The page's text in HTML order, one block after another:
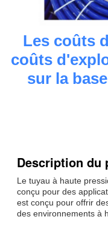
Les coûts
coûts
sur la
Description du
Le tuyau à haute
conçu pour des
est conçu pour offrir
des environnements à